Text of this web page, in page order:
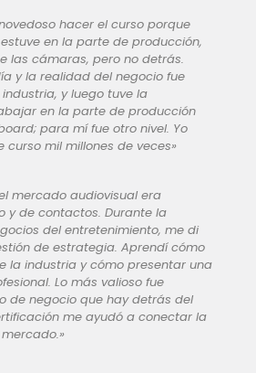
hacer el curso porque
en la parte de producción,
las cámaras, pero no detrás.
y la realidad del negocio fue
y luego tuve la
en la parte de producción
para mí fue otro nivel. Yo
mil millones de veces»
mercado audiovisual era
y de contactos. Durante la
del entretenimiento, me di
de estrategia. Aprendí cómo
la industria y cómo presentar una
Lo más valioso fue
de negocio que hay detrás del
me ayudó a conectar la